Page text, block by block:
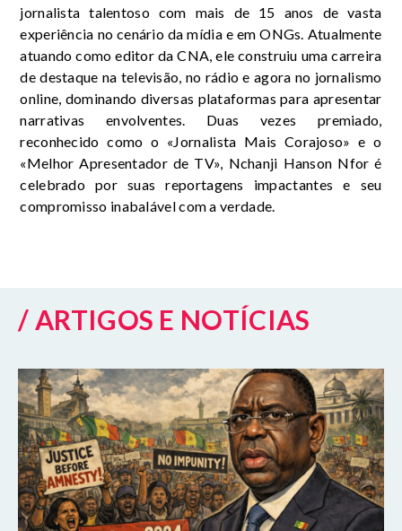
jornalista talentoso com mais de 15 anos de vasta
experiência no cenário da mídia e em ONGs. Atualmente
atuando como editor da CNA, ele construiu uma carreira
de destaque na televisão, no rádio e agora no jornalismo
online, dominando diversas plataformas para apresentar
narrativas envolventes. Duas vezes premiado,
reconhecido como o «Jornalista Mais Corajoso» e o
«Melhor Apresentador de TV», Nchanji Hanson Nfor é
celebrado por suas reportagens impactantes e seu
compromisso inabalável com a verdade.
/ ARTIGOS E NOTÍCIAS